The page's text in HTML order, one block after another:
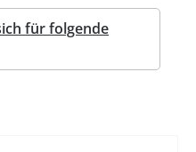
für folgende